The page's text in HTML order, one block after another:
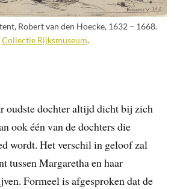
Robert van den Hoecke, 1632 – 1668.
Collectie Rijksmuseum.
oudste dochter altijd dicht bij zich
ook één van de dochters die
wordt. Het verschil in geloof zal
tussen Margaretha en haar
Formeel is afgesproken dat de